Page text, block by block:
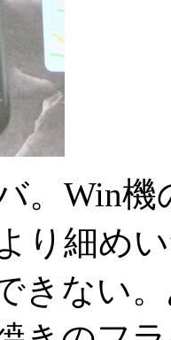
。Win
り細め
きない